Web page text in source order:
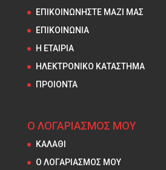
ΕΠΙΚΟΙΝΩΝΗΣΤΕ ΜΑΖΙ ΜΑΣ
ΕΠΙΚΟΙΝΩΝΙΑ
Η ΕΤΑΙΡΙΑ
ΗΛΕΚΤΡΟΝΙΚΟ ΚΑΤΑΣΤΗΜΑ
ΠΡΟΙΟΝΤΑ
Ο ΛΟΓΑΡΙΑΣΜΟΣ ΜΟΥ
ΚΑΛΑΘΙ
Ο ΛΟΓΑΡΙΑΣΜΟΣ ΜΟΥ